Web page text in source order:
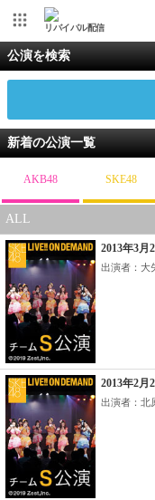
リバイバル配信
公演を検索
新着の公演一覧
AKB48 SKE48
ALL
2013年3月
出演者：大
2013年2月
出演者：北